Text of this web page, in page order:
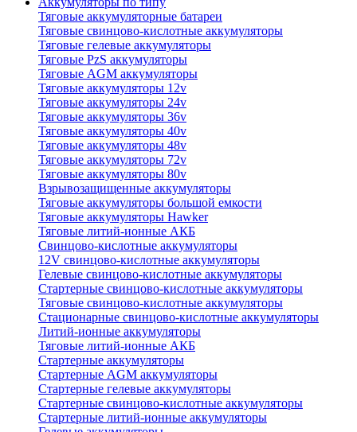
Тяговые аккумуляторные батареи
Тяговые свинцово-кислотные аккумуляторы
Тяговые гелевые аккумуляторы
Тяговые PzS аккумуляторы
Тяговые AGM аккумуляторы
Тяговые аккумуляторы 12v
Тяговые аккумуляторы 24v
Тяговые аккумуляторы 36v
Тяговые аккумуляторы 40v
Тяговые аккумуляторы 48v
Тяговые аккумуляторы 72v
Тяговые аккумуляторы 80v
Взрывозащищенные аккумуляторы
Тяговые аккумуляторы большой емкости
Тяговые аккумуляторы Hawker
Тяговые литий-ионные АКБ
Свинцово-кислотные аккумуляторы
12V свинцово-кислотные аккумуляторы
Гелевые свинцово-кислотные аккумуляторы
Стартерные свинцово-кислотные аккумуляторы
Тяговые свинцово-кислотные аккумуляторы
Стационарные свинцово-кислотные аккумуляторы
Литий-ионные аккумуляторы
Тяговые литий-ионные АКБ
Стартерные аккумуляторы
Стартерные AGM аккумуляторы
Стартерные гелевые аккумуляторы
Стартерные свинцово-кислотные аккумуляторы
Стартерные литий-ионные аккумуляторы